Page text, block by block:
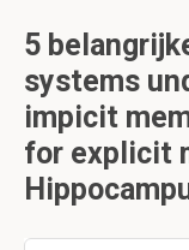
5
systems
impicit
for explicit